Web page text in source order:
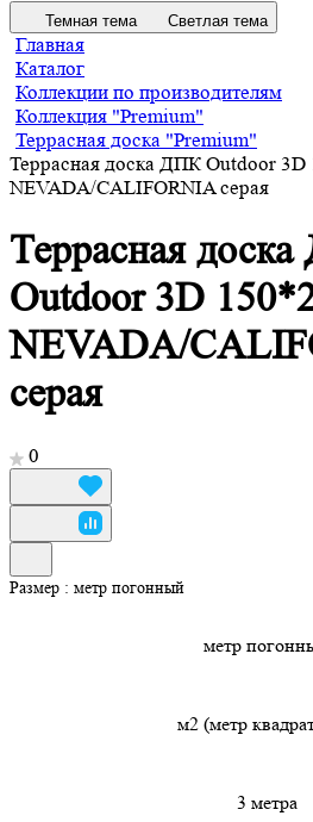
Темная тема Светлая тема
Главная
Каталог
Коллекции по производителям
Коллекция "Premium"
Террасная доска "Premium"
Террасная доска ДПК Outdoor
NEVADA/CALIFORNIA серая
Террасная
Outdoor 3D
NEVADA/
серая
0
Размер : метр погонный
метр
м2 (метр
3 метра